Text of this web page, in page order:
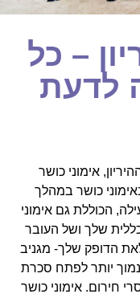
– כל
לדעת
אימוני כושר
כושר במהלך
הכוללת גם אימוני
שלך ושל העובר
הדופק שלך- מגניב
נמוך יותר לפתח סכרת
חירום. אימוני כושר